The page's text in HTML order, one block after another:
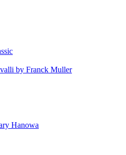
by Franck Muller
Hanowa